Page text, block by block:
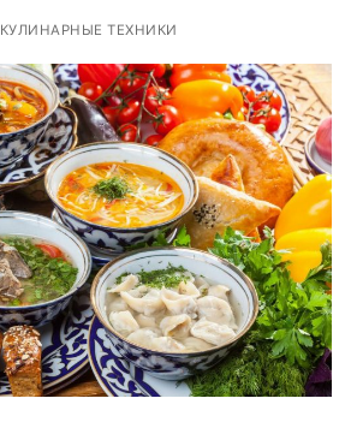
КУЛИНАРНЫЕ ТЕХНИКИ